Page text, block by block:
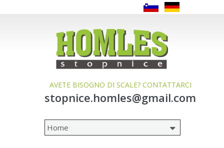
AVETE BISOGNO DI SCALE? CONTATTARCI
stopnice.homles@gmail.com